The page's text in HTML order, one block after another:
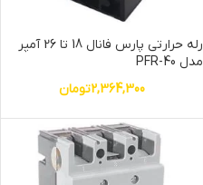
رله حرارتی پارس فانال 18 تا 26 آمپر
مدل PFR-40
2,364,300تومان